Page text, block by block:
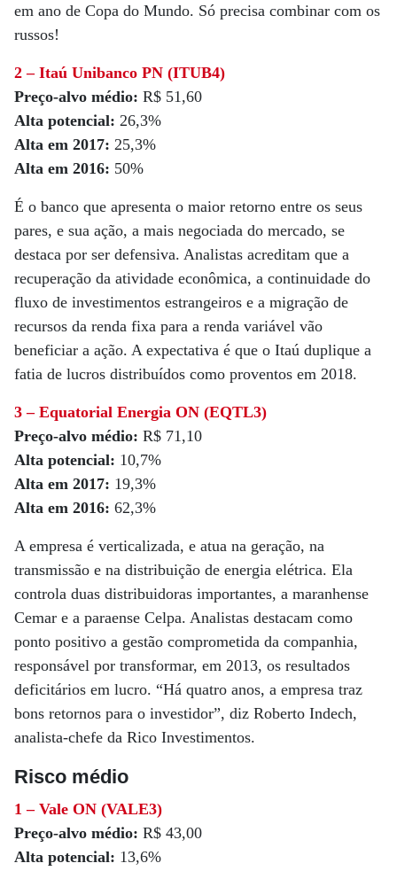
em ano de Copa do Mundo. Só precisa combinar com os
russos!
2 – Itaú Unibanco PN (ITUB4)
Preço-alvo médio: R$ 51,60
Alta potencial: 26,3%
Alta em 2017: 25,3%
Alta em 2016: 50%
É o banco que apresenta o maior retorno entre os seus
pares, e sua ação, a mais negociada do mercado, se
destaca por ser defensiva. Analistas acreditam que a
recuperação da atividade econômica, a continuidade do
fluxo de investimentos estrangeiros e a migração de
recursos da renda fixa para a renda variável vão
beneficiar a ação. A expectativa é que o Itaú duplique a
fatia de lucros distribuídos como proventos em 2018.
3 – Equatorial Energia ON (EQTL3)
Preço-alvo médio: R$ 71,10
Alta potencial: 10,7%
Alta em 2017: 19,3%
Alta em 2016: 62,3%
A empresa é verticalizada, e atua na geração, na
transmissão e na distribuição de energia elétrica. Ela
controla duas distribuidoras importantes, a maranhense
Cemar e a paraense Celpa. Analistas destacam como
ponto positivo a gestão comprometida da companhia,
responsável por transformar, em 2013, os resultados
deficitários em lucro. “Há quatro anos, a empresa traz
bons retornos para o investidor”, diz Roberto Indech,
analista-chefe da Rico Investimentos.
Risco médio
1 – Vale ON (VALE3)
Preço-alvo médio: R$ 43,00
Alta potencial: 13,6%